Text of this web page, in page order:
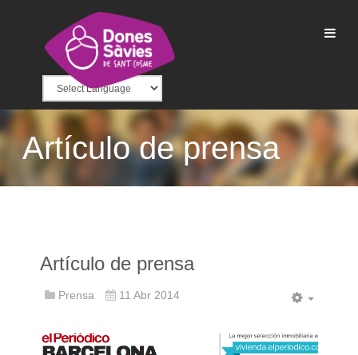
Artículo de prensa
Artículo de prensa
Prensa 11 Abr 2014